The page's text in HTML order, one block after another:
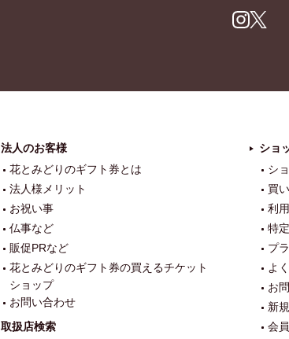
法人のお客様
花とみどりのギフト券とは
法人様メリット
お祝い事
仏事など
販促PRなど
花とみどりのギフト券の買えるチケット
ショップ
お問い合わせ
取扱店検索
ショ
シ
買
利
特
プ
よ
お
新
会